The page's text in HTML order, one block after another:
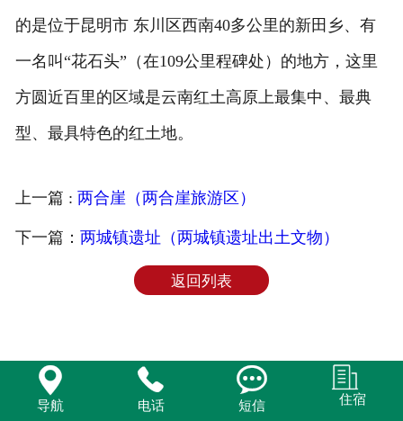
旅游百科
的是位于昆明市 东川区西南40多公里的新田乡、有
一名叫“花石头”（在109公里程碑处）的地方，这里
方圆近百里的区域是云南红土高原上最集中、最典
型、最具特色的红土地。
上一篇 : 两合崖（两合崖旅游区）
下一篇： 两城镇遗址（两城镇遗址出土文物）
返回列表

导航

电话

短信 住宿